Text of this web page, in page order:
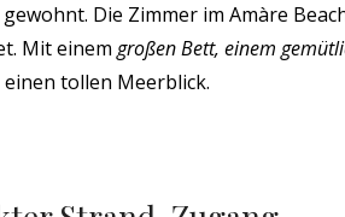
gewohnt. Die Zimmer im Amàre
Mit einemgroßen Bett, einem
tollen Meerblick.